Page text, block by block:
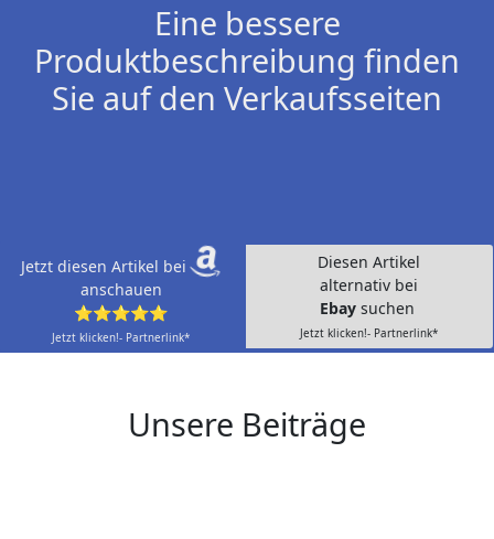
Eine bessere
Produktbeschreibung finden
Sie auf den Verkaufsseiten
Jetzt diesen Artikel bei
anschauen
⭐⭐⭐⭐⭐
Jetzt klicken!- Partnerlink*
Diesen Artikel
alternativ bei
Ebay suchen
Jetzt klicken!- Partnerlink*
Unsere Beiträge